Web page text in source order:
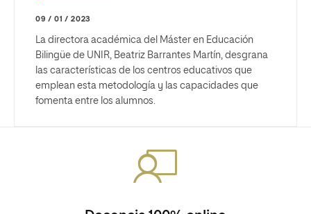
09 / 01 / 2023
La directora académica del Máster en Educación
Bilingüe de UNIR, Beatriz Barrantes Martín, desgrana
las características de los centros educativos que
emplean esta metodología y las capacidades que
fomenta entre los alumnos.